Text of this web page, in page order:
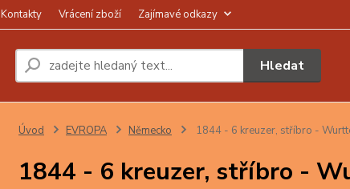
Kontakty Vrácení zboží Zajímavé odkazy
Hledat
Úvod EVROPA Německo 1844 - 6 kreuzer, stříbro -
1844 - 6 kreuzer, stříbro -